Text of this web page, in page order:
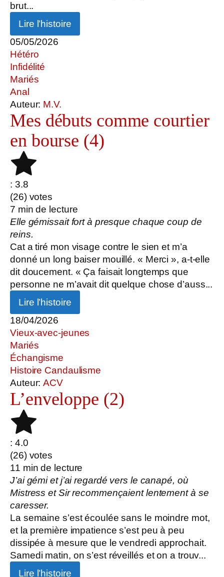
brut...
Lire l’histoire
05/05/2026
Hétéro
Infidélité
Mariés
Anal
Auteur: M.V.
Mes débuts comme courtier
en bourse (4)
: 3.8
(26) votes
7 min de lecture
Elle gémissait fort à presque chaque coup de
reins.
Cat a tiré mon visage contre le sien et m’a
donné un long baiser mouillé. « Merci », a-t-elle
dit doucement. « Ça faisait longtemps que
personne ne m’avait dit quelque chose d’auss...
Lire l’histoire
18/04/2026
Vieux-avec-jeunes
Mariés
Échangisme
Histoire Candaulisme
Auteur:ACV
L’enveloppe (2)
: 4.0
(26) votes
11 min de lecture
J’ai gémi et j’ai regardé vers le canapé, où
Mistress et Sir recommençaient lentement à se
caresser.
La semaine s’est écoulée sans le moindre mot,
et la première impatience s’est peu à peu
dissipée à mesure que le vendredi approchait.
Samedi matin, on s’est réveillés et on a trouv...
Lire l’histoire